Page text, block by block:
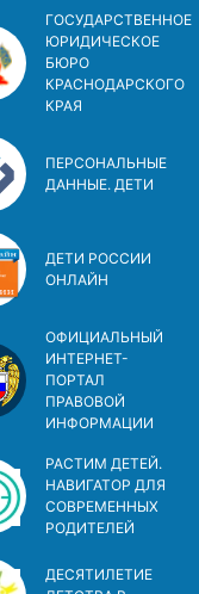
ГОСУДАРСТВЕННОЕ
ЮРИДИЧЕСКОЕ
БЮРО
КРАСНОДАРСКОГО
КРАЯ
ПЕРСОНАЛЬНЫЕ
ДАННЫЕ. ДЕТИ
ДЕТИ РОССИИ
ОНЛАЙН
ОФИЦИАЛЬНЫЙ
ИНТЕРНЕТ-
ПОРТАЛ
ПРАВОВОЙ
ИНФОРМАЦИИ
РАСТИМ ДЕТЕЙ.
НАВИГАТОР ДЛЯ
СОВРЕМЕННЫХ
РОДИТЕЛЕЙ
ДЕСЯТИЛЕТИЕ